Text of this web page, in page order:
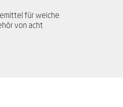
für weiche
von acht